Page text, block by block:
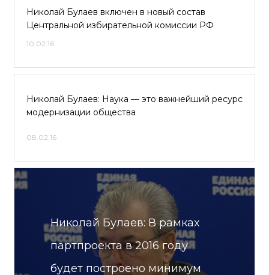
Николай Булаев включен в новый состав
Центральной избирательной комиссии РФ
10.02.16
Николай Булаев: Наука — это важнейший ресурс
модернизации общества
08.02.16
Николай Булаев: В рамках
партпроекта в 2016 году
будет построено минимум